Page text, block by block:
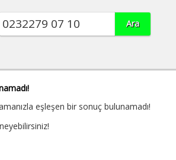
eşleşen bir sonuç bulunamadı!